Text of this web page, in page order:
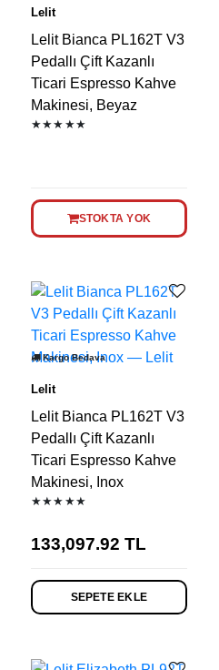
Lelit
Lelit Bianca PL162T V3
Pedallı Çift Kazanlı
Ticari Espresso Kahve
Makinesi, Beyaz
★★★★★
STOKTA YOK
Kargo Bedava
Lelit
Lelit Bianca PL162T V3
Pedallı Çift Kazanlı
Ticari Espresso Kahve
Makinesi, Inox
★★★★★
133,097.92 TL
SEPETE EKLE